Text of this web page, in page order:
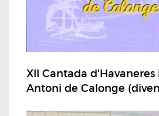
XII Cantada
Antoni de Calonge